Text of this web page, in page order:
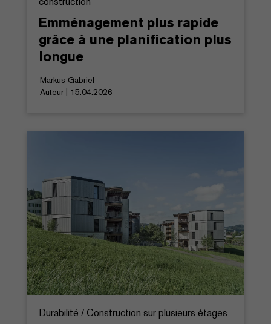
Emménagement plus rapide
grâce à une planification plus
longue
Markus Gabriel
Auteur | 15.04.2026
Durabilité / Construction sur plusieurs étages